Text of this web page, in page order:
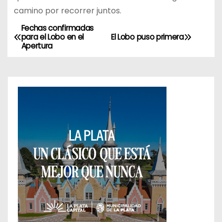
camino por recorrer juntos.
N
a
a
c
ó
El Lobo puso primera
Fechas confirmadas
para el Lobo en el
Apertura